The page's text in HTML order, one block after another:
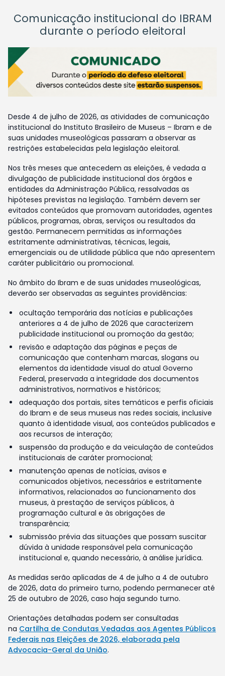
Comunicação institucional do IBRAM
durante o período eleitoral
Desde 4 de julho de 2026, as atividades de comunicação
institucional do Instituto Brasileiro de Museus – Ibram e de
suas unidades museológicas passaram a observar as
restrições estabelecidas pela legislação eleitoral.
Nos três meses que antecedem as eleições, é vedada a
divulgação de publicidade institucional dos órgãos e
entidades da Administração Pública, ressalvadas as
hipóteses previstas na legislação. Também devem ser
evitados conteúdos que promovam autoridades, agentes
públicos, programas, obras, serviços ou resultados da
gestão. Permanecem permitidas as informações
estritamente administrativas, técnicas, legais,
emergenciais ou de utilidade pública que não apresentem
caráter publicitário ou promocional.
No âmbito do Ibram e de suas unidades museológicas,
deverão ser observadas as seguintes providências:
ocultação temporária das notícias e publicações
anteriores a 4 de julho de 2026 que caracterizem
publicidade institucional ou promoção da gestão;
revisão e adaptação das páginas e peças de
comunicação que contenham marcas, slogans ou
elementos da identidade visual do atual Governo
Federal, preservada a integridade dos documentos
administrativos, normativos e históricos;
adequação dos portais, sites temáticos e perfis oficiais
do Ibram e de seus museus nas redes sociais, inclusive
quanto à identidade visual, aos conteúdos publicados e
aos recursos de interação;
suspensão da produção e da veiculação de conteúdos
institucionais de caráter promocional;
manutenção apenas de notícias, avisos e
comunicados objetivos, necessários e estritamente
informativos, relacionados ao funcionamento dos
museus, à prestação de serviços públicos, à
programação cultural e às obrigações de
transparência;
submissão prévia das situações que possam suscitar
dúvida à unidade responsável pela comunicação
institucional e, quando necessário, à análise jurídica.
As medidas serão aplicadas de 4 de julho a 4 de outubro
de 2026, data do primeiro turno, podendo permanecer até
25 de outubro de 2026, caso haja segundo turno.
Orientações detalhadas podem ser consultadas
na Cartilha de Condutas Vedadas aos Agentes Públicos
Federais nas Eleições de 2026, elaborada pela
Advocacia-Geral da União.